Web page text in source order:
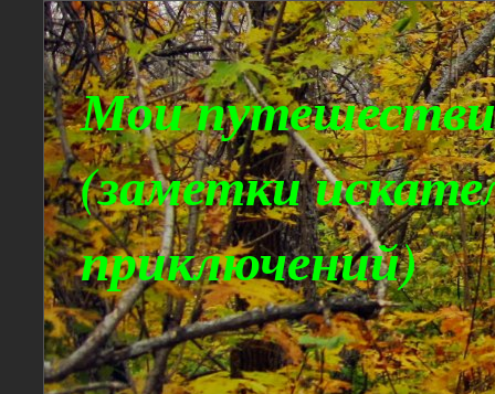
Мои
(заметки
приключений)